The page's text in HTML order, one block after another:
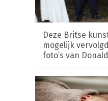
Deze Britse
mogelijk
foto’s van